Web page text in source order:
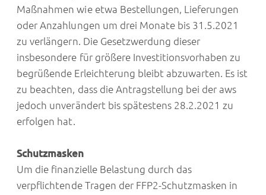
Maßnahmen wie etwa Bestellungen, Lieferungen
oder Anzahlungen um drei Monate bis 31.5.2021
zu verlängern. Die Gesetzwerdung dieser
insbesondere für größere Investitionsvorhaben zu
begrüßende Erleichterung bleibt abzuwarten. Es ist
zu beachten, dass die Antragstellung bei der aws
jedoch unverändert bis spätestens 28.2.2021 zu
erfolgen hat.
Schutzmasken
Um die finanzielle Belastung durch das
verpflichtende Tragen der FFP2-Schutzmasken in